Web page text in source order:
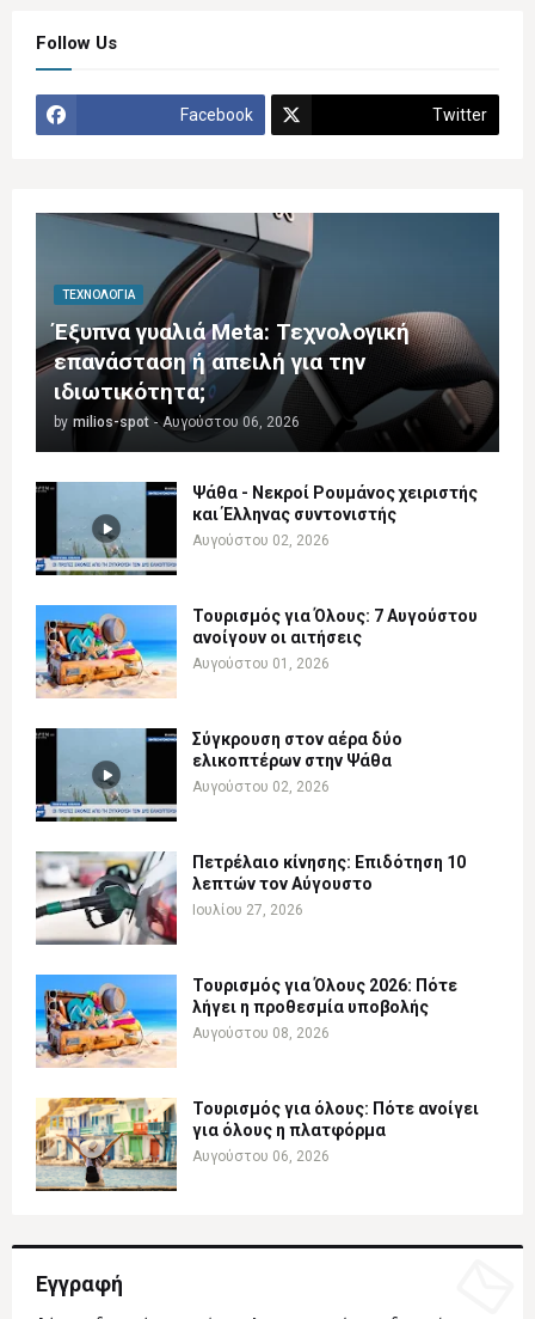
Follow Us
Facebook Twitter
ΤΕΧΝΟΛΟΓΊΑ
Έξυπνα γυαλιά Meta: Τεχνολογική
επανάσταση ή απειλή για την
ιδιωτικότητα;
by milios-spot - Αυγούστου 06, 2026
Ψάθα - Νεκροί Ρουμάνος χειριστής
και Έλληνας συντονιστής
Αυγούστου 02, 2026
Τουρισμός για Όλους: 7 Αυγούστου
ανοίγουν οι αιτήσεις
Αυγούστου 01, 2026
Σύγκρουση στον αέρα δύο
ελικοπτέρων στην Ψάθα
Αυγούστου 02, 2026
Πετρέλαιο κίνησης: Επιδότηση 10
λεπτών τον Αύγουστο
Ιουλίου 27, 2026
Τουρισμός για Όλους 2026: Πότε
λήγει η προθεσμία υποβολής
Αυγούστου 08, 2026
Τουρισμός για όλους: Πότε ανοίγει
για όλους η πλατφόρμα
Αυγούστου 06, 2026
Εγγραφή